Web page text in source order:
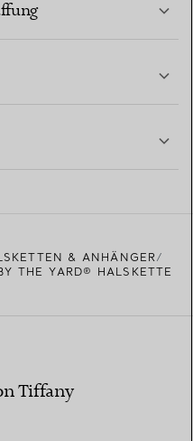
& ANHÄNGER
THE YARD® HALSKETTE
Tiffany